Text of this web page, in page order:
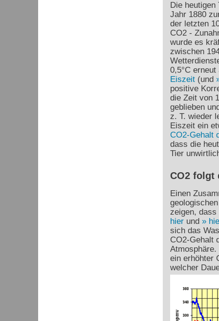
Die heutigen
Jahr 1880
der letzten
CO2 -
wurde es
zwischen
0,5°C
Eiszeit(und
positive
die Zeit von
geblieben
z. T. wieder
Eiszeit ein
CO2-Gehalt
dass die
Tier
CO2 folgt
Einen
zeigen, dass
hierund
sich das
CO2-Gehalt
Atmosphäre.
ein erhöhter
welcher